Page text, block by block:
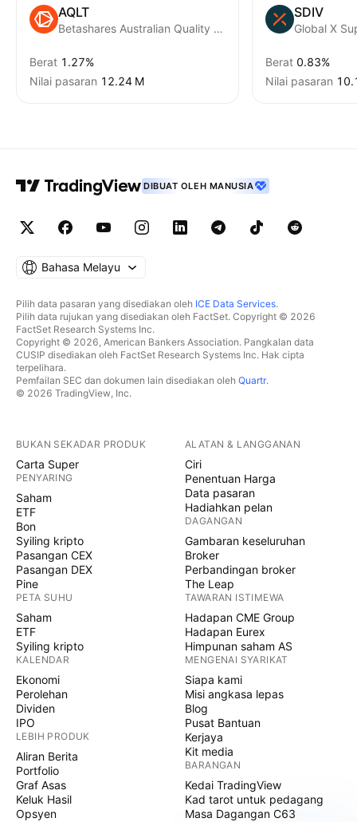
AQLT
Betashares Australian Quality ETF Exchange Traded Fund Units
Berat 1.27%
Nilai pasaran ‪12.24 M‬
SDIV
Global X
Berat 0.83%
Nilai pasaran
DIBUAT OLEH MANUSIA
Bahasa Melayu
Pilih data pasaran yang disediakan oleh ICE Data Services.
Pilih data rujukan yang disediakan oleh FactSet. Copyright © 2026
FactSet Research Systems Inc.
Copyright © 2026, American Bankers Association. Pangkalan data
CUSIP disediakan oleh FactSet Research Systems Inc. Hak cipta
terpelihara.
Pemfailan SEC dan dokumen lain disediakan oleh Quartr.
© 2026 TradingView, Inc.
BUKAN SEKADAR PRODUK
Carta Super
PENYARING
Saham
ETF
Bon
Syiling kripto
Pasangan CEX
Pasangan DEX
Pine
PETA SUHU
Saham
ETF
Syiling kripto
KALENDAR
Ekonomi
Perolehan
Dividen
IPO
LEBIH PRODUK
Aliran Berita
Portfolio
Graf Asas
Keluk Hasil
Opsyen
ALATAN & LANGGANAN
Ciri
Penentuan Harga
Data pasaran
Hadiahkan pelan
DAGANGAN
Gambaran keseluruhan
Broker
Perbandingan broker
The Leap
TAWARAN ISTIMEWA
Hadapan CME Group
Hadapan Eurex
Himpunan saham AS
MENGENAI SYARIKAT
Siapa kami
Misi angkasa lepas
Blog
Pusat Bantuan
Kerjaya
Kit media
BARANGAN
Kedai TradingView
Kad tarot untuk pedagang
Masa Dagangan C63